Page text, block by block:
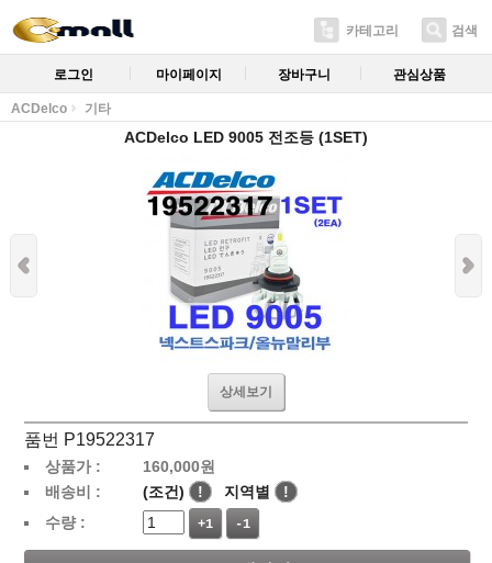
카테고리 검색
로그인 마이페이지 장바구니 관심상품
ACDelco 기타
ACDelco LED 9005 전조등 (1SET)
상세보기
품번 P19522317
상품가 : 160,000원
배송비 :
(조건) ! 지역별
!
수량 :
+1 -1